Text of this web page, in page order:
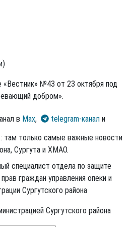
№43 от 23 октября под
добром».
в Max, telegram-канал и
: там только самые важные новости
Сургута и ХМАО.
специалист отдела по защите
граждан управления опеки и
Сургутского района
Сургутского района